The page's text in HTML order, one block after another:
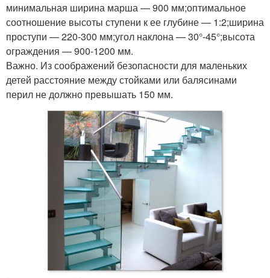
минимальная ширина марша — 900 мм;оптимальное
соотношение высоты ступени к ее глубине — 1:2;ширина
проступи — 220-300 мм;угол наклона — 30°-45°;высота
ограждения — 900-1200 мм.
Важно. Из соображений безопасности для маленьких
детей расстояние между стойками или балясинами
перил не должно превышать 150 мм.